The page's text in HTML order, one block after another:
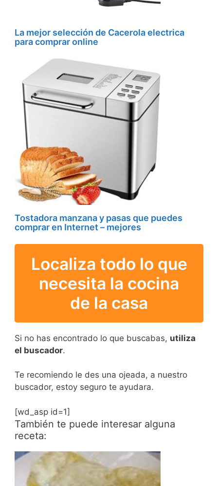
La mejor selección de Cacerola electrica
para comprar online
Tostadora manzana y pasas que puedes
comprar en Internet – mejores
Localiza todo lo que
necesita la cocina
de la casa
Si no has encontrado lo que buscabas, utiliza
el buscador.
Te recomiendo le des una ojeada, a nuestro
buscador, estoy seguro te ayudara.
[wd_asp id=1]
También te puede interesar alguna
receta: